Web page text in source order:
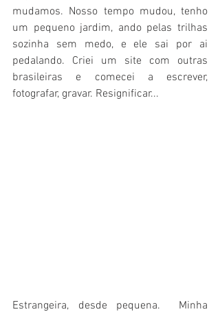
mudamos. Nosso tempo mudou, tenho
um pequeno jardim, ando pelas trilhas
sozinha sem medo, e ele sai por ai
pedalando. Criei um site com outras
brasileiras e comecei a escrever,
fotografar, gravar. Resignificar...
Estrangeira, desde pequena.  Minha